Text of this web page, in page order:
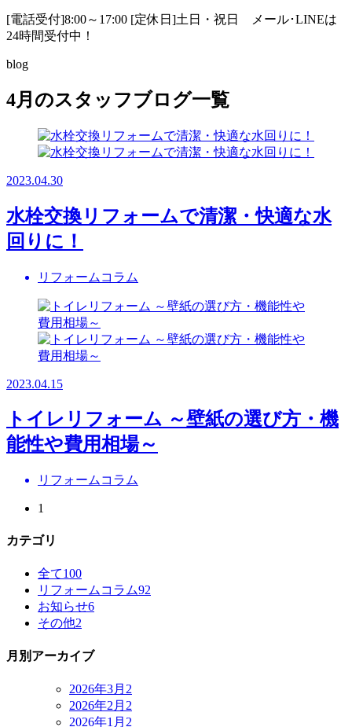
[電話受付]8:00～17:00 [定休日]土日・祝日
メール･LINEは
24時間受付中！
blog
4月のスタッフブログ一覧
2023.04.30
水栓交換リフォームで清潔・快適な水
回りに！
リフォームコラム
2023.04.15
トイレリフォーム ～壁紙の選び方・機
能性や費用相場～
リフォームコラム
1
カテゴリ
全て100
リフォームコラム92
お知らせ6
その他2
月別アーカイブ
2026年3月 2
2026年2月 2
2026年1月 2